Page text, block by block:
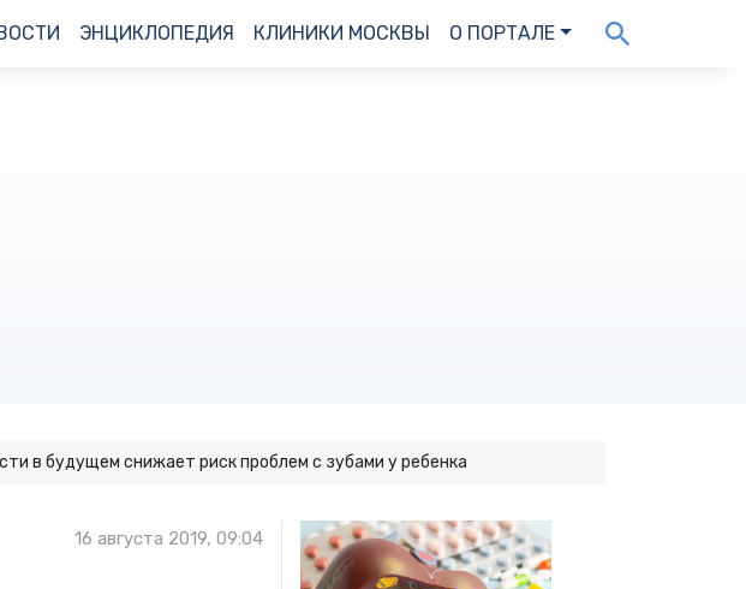
ЭНЦИКЛОПЕДИЯ КЛИНИКИ МОСКВЫ О ПОРТАЛЕ
в будущем снижает риск проблем с зубами у ребенка
16 августа 2019, 09:04